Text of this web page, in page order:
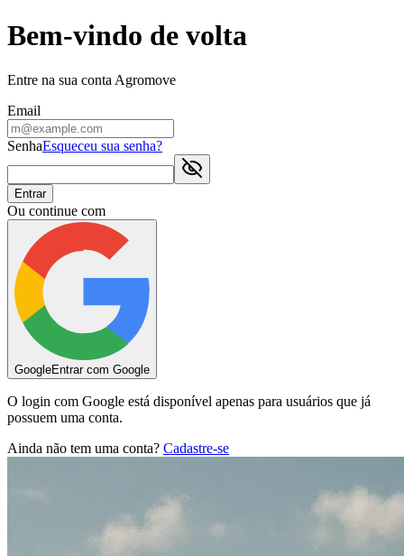
Bem-vindo de volta
Entre na sua conta Agromove
Email
SenhaEsqueceu sua senha?
Entrar
Ou continue com
GoogleEntrar com Google
O login com Google está disponível apenas para usuários que já
possuem uma conta.
Ainda não tem uma conta? Cadastre-se